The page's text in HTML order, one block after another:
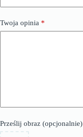
Twoja opinia *
Prześlij obraz (opcjonalnie)